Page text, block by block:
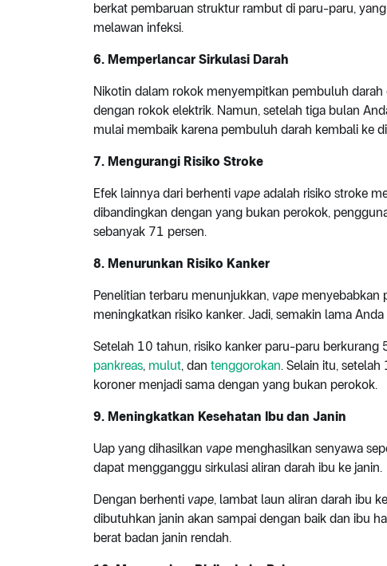
berkat pembaruan struktur rambut di paru-paru,
melawan infeksi.
6. Memperlancar Sirkulasi Darah
Nikotin dalam rokok menyempitkan pembuluh
dengan rokok elektrik. Namun, setelah tiga bulan
mulai membaik karena pembuluh darah kembali ke
7. Mengurangi Risiko Stroke
Efek lainnya dari berhenti vape adalah risiko stroke
dibandingkan dengan yang bukan perokok,
sebanyak 71 persen.
8. Menurunkan Risiko Kanker
Penelitian terbaru menunjukkan, vape menyebabkan
meningkatkan risiko kanker. Jadi, semakin lama
Setelah 10 tahun, risiko kanker paru-paru berkurang
pankreas, mulut, dan tenggorokan. Selain itu,
koroner menjadi sama dengan yang bukan perokok.
9. Meningkatkan Kesehatan Ibu dan Janin
Uap yang dihasilkan vape menghasilkan senyawa
dapat mengganggu sirkulasi aliran darah ibu ke janin.
Dengan berhenti vape, lambat laun aliran darah ibu
dibutuhkan janin akan sampai dengan baik dan ibu
berat badan janin rendah.